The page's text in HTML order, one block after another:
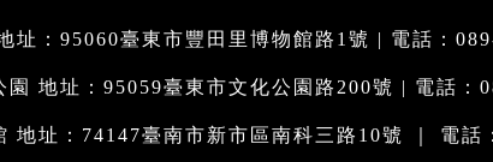
址：95060臺東市豐田里博物館路1號 | 電話：
園 地址：95059臺東市文化公園路200號 | 電話：
地址：74147臺南市新市區南科三路10號 ｜ 電話